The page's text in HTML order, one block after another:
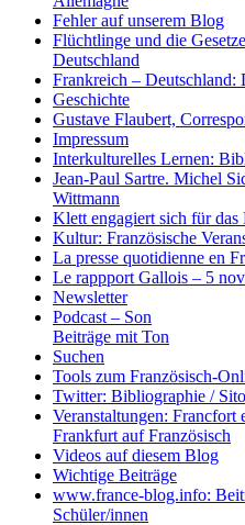
Fehler auf unserem Blog
Flüchtlinge und die
Deutschland
Frankreich – Deutschland:
Geschichte
Gustave Flaubert,
Impressum
Interkulturelles Lernen:
Jean-Paul Sartre. Michel
Wittmann
Klett engagiert sich für das
Kultur: Französische
La presse quotidienne en
Le rappport Gallois – 5
Newsletter
Podcast – Son
Beiträge mit Ton
Suchen
Tools zum Französisch-
Twitter: Bibliographie /
Veranstaltungen: Francfort
Frankfurt auf Französisch
Videos auf diesem Blog
Wichtige Beiträge
www.france-blog.info:
Schüler/innen